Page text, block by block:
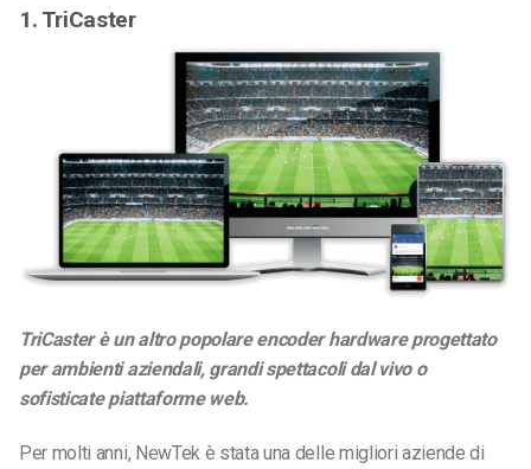
1. TriCaster
TriCaster è un altro popolare encoder hardware progettato
per ambienti aziendali, grandi spettacoli dal vivo o
sofisticate piattaforme web.
Per molti anni, NewTek è stata una delle migliori aziende di